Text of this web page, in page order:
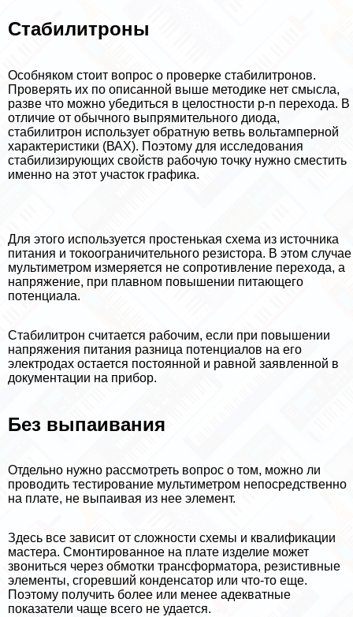
Стабилитроны
Особняком стоит вопрос о проверке стабилитронов.
Проверять их по описанной выше методике нет смысла,
разве что можно убедиться в целостности p-n перехода. В
отличие от обычного выпрямительного диода,
стабилитрон использует обратную ветвь вольтамперной
хаpaктеристики (ВАХ). Поэтому для исследования
стабилизирующих свойств рабочую точку нужно сместить
именно на этот участок графика.
Для этого используется простенькая схема из источника
питания и токоограничительного резистора. В этом случае
мультиметром измеряется не сопротивление перехода, а
напряжение, при плавном повышении питающего
потенциала.
Стабилитрон считается рабочим, если при повышении
напряжения питания разница потенциалов на его
электродах остается постоянной и равной заявленной в
документации на прибор.
Без выпаивания
Отдельно нужно рассмотреть вопрос о том, можно ли
проводить тестирование мультиметром непосредственно
на плате, не выпаивая из нее элемент.
Здесь все зависит от сложности схемы и квалификации
мастера. Смонтированное на плате изделие может
звониться через обмотки трaнcформатора, резистивные
элементы, сгоревший конденсатор или что-то еще.
Поэтому получить более или менее адекватные
показатели чаще всего не удается.